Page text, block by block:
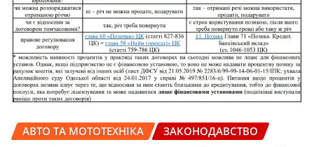
АВТО ТА МОТОТЕХНІКА ЗАКОНОДАВСТВО